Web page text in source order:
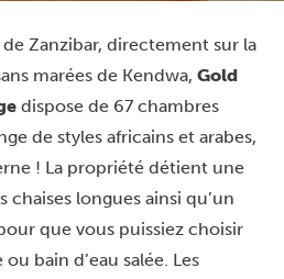
Zanzibar, directement sur la
marées de Kendwa, Gold
dispose de 67 chambres
de styles africains et arabes,
! La propriété détient une
chaises longues ainsi qu’un
que vous puissiez choisir
bain d’eau salée. Les